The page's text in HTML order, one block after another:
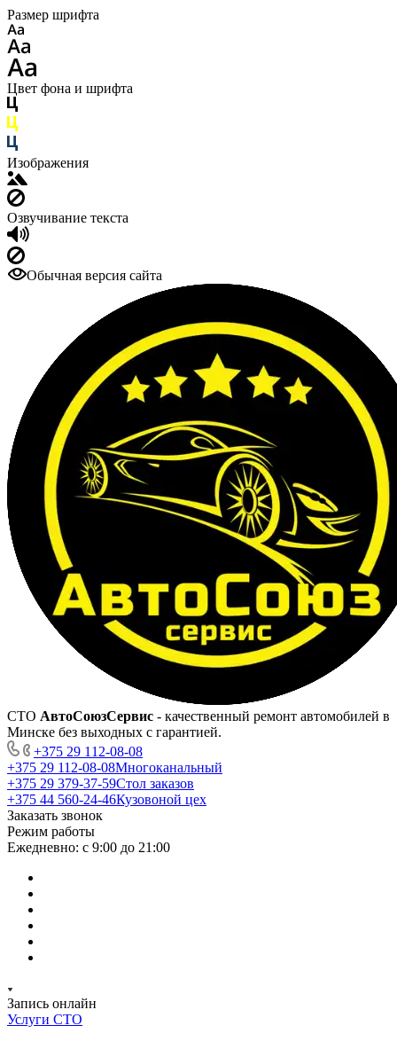
Размер шрифта
Цвет фона и шрифта
Изображения
Озвучивание текста
Обычная версия сайта
СТО АвтоСоюзСервис - качественный ремонт автомобилей в
Минске без выходных с гарантией.
+375 29 112-08-08
+375 29 112-08-08Многоканальный
+375 29 379-37-59Стол заказов
+375 44 560-24-46Кузовоной цех
Заказать звонок
Режим работы
Ежедневно: с 9:00 до 21:00
Запись онлайн
Услуги СТО